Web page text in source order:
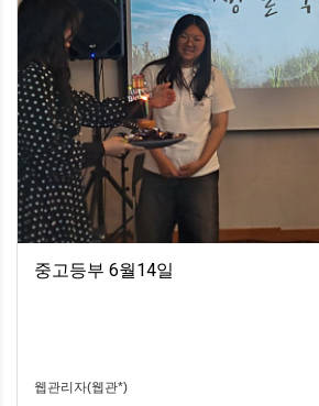
중고등부 6월14일
웹관리자(웹관*)